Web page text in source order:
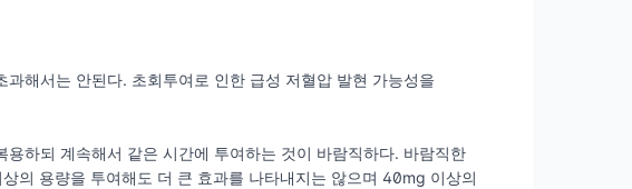
해서는 안된다. 초회투여로 인한 급성 저혈압 발현 가능성을
하되 계속해서 같은 시간에 투여하는 것이 바람직하다. 바람직한
의 용량을 투여해도 더 큰 효과를 나타내지는 않으며 40mg 이상의